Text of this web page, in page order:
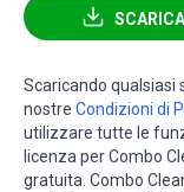
Scaricando qualsiasi
nostre Condizioni di
utilizzare tutte le
licenza per Combo
gratuita. Combo